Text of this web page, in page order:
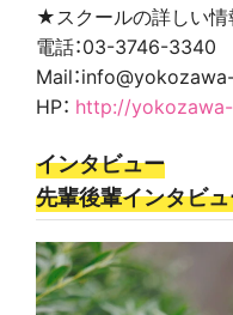
★スクールの詳しい情
電話：03-3746-3340
Mail：
HP： http://
インタビュー
先輩後輩インタビ